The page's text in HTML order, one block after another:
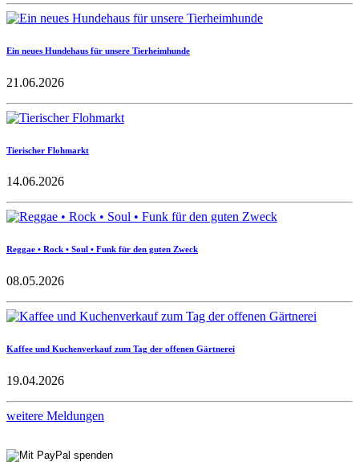
Ein neues Hundehaus für unsere Tierheimhunde
21.06.2026
Tierischer Flohmarkt
14.06.2026
Reggae • Rock • Soul • Funk für den guten Zweck
08.05.2026
Kaffee und Kuchenverkauf zum Tag der offenen Gärtnerei
19.04.2026
weitere Meldungen